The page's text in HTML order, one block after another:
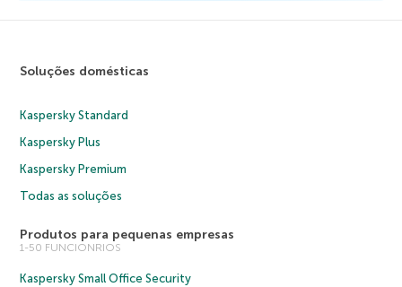
Soluções domésticas
Kaspersky Standard
Kaspersky Plus
Kaspersky Premium
Todas as soluções
Produtos para pequenas empresas
1-50 FUNCIONRIOS
Kaspersky Small Office Security